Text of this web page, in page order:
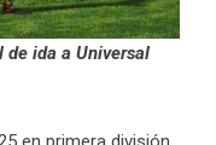
de ida a Universal